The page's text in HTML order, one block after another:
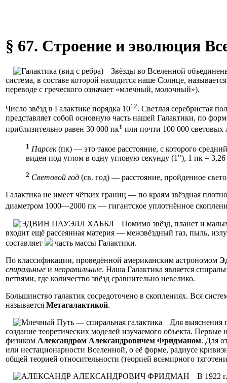
§ 67. Строение и эволюция
Звёзды во Вселенной
система, в составе которой находится наше Солнце,
переводе с греческого означает «млечный, молочный»).
Число звёзд в Галактике порядка 1012. Светлая серебристая
представляет собой основную часть нашей Галактики, по
приблизительно равен 30 000 пк1 или почти 100 000 световых
1 Парсек(пк) — это такое расстояние, с которого
виден под углом в одну угловую секунду (1"), 1 пк = 3,26
2 Световой год (св. год) — расстояние, пройденное
Галактика не имеет чётких границ — по краям звёздная
диаметром 1000—2000 пк — гигантское уплотнённое
Помимо звёзд, планет и
входит ещё рассеянная материя — межзвёздный газ, пыль,
составляет
часть массы Галактики.
По классификации, проведённой американским астрономом
спиральные и неправильные. Наша Галактика является
ветвями, где количество звёзд сравнительно невелико.
Большинство галактик сосредоточено в скоплениях. Вся
называется Метагалактикой.
Для выяснения
создание теоретических моделей изучаемого объекта.
физиком Александром Александровичем Фридманом. Для
или нестационарности Вселенной, о её форме, радиусе
общей теорией относительности (теорией всемирного
В 1922